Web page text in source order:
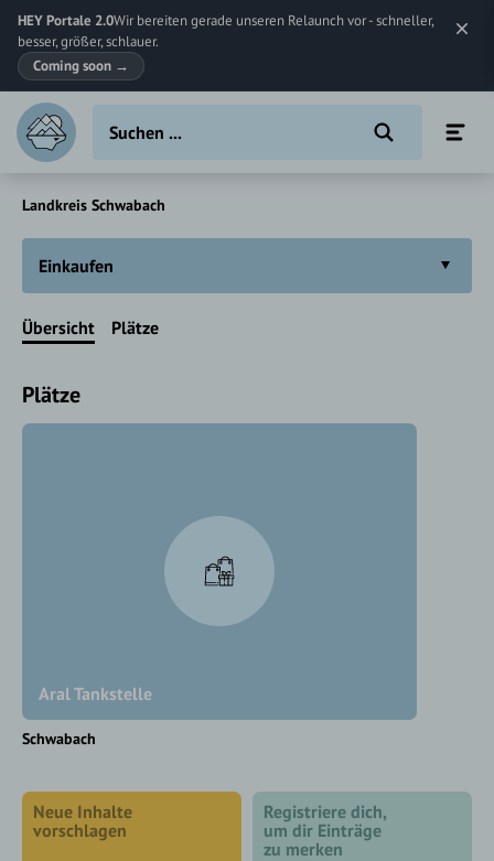
HEY Portale 2.0Wir bereiten gerade unseren Relaunch vor - schneller,
besser, größer, schlauer.
Coming soon →
Landkreis Schwabach
Einkaufen
Übersicht Plätze
Plätze
Aral Tankstelle
Schwabach
Neue Inhalte
vorschlagen
Registriere dich,
um dir Einträge
zu merken